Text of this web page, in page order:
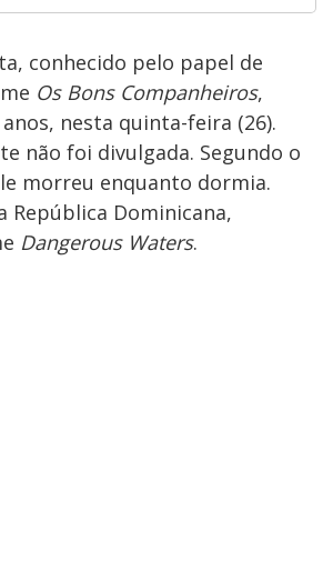
conhecido pelo papel de
Os Bons Companheiros,
nesta quinta-feira (26).
não foi divulgada. Segundo o
morreu enquanto dormia.
República Dominicana,
Dangerous Waters.